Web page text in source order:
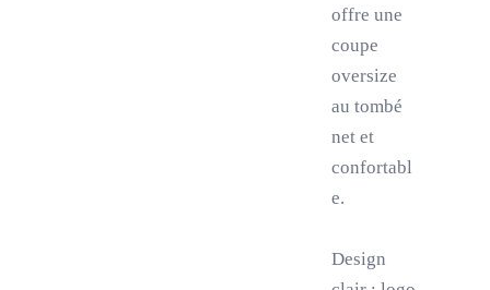
offre une
coupe
oversize
au tombé
net et
confortabl
e.
Design